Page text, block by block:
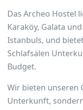
Das Archeo Hostel
Karaköy, Galata
Istanbuls, und
Schlafsälen
Budget.
Wir bieten unseren
Unterkunft,